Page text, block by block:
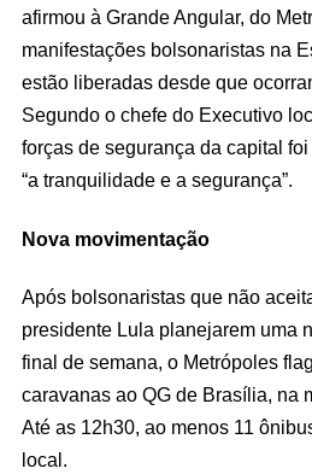
afirmou à Grande Angular, do
manifestações bolsonaristas na
estão liberadas desde que
Segundo o chefe do Executivo
forças de segurança da capital
“a tranquilidade e a segurança”.
Nova movimentação
Após bolsonaristas que não
presidente Lula planejarem uma
final de semana, o Metrópoles
caravanas ao QG de Brasília, na
Até as 12h30, ao menos 11
local.